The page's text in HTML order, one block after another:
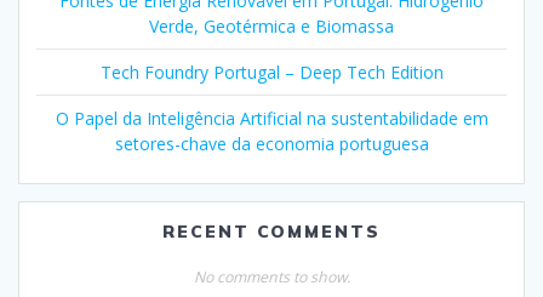
Verde, Geotérmica e Biomassa
Tech Foundry Portugal – Deep Tech Edition
O Papel da Inteligência Artificial na sustentabilidade em
setores-chave da economia portuguesa
RECENT COMMENTS
No comments to show.